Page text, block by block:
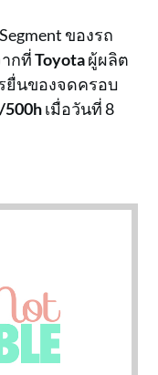
ของรถ
ากที่Toyotaผู้ผลิต
ยื่นของจดครอบ
500hเมื่อวันที่ 8